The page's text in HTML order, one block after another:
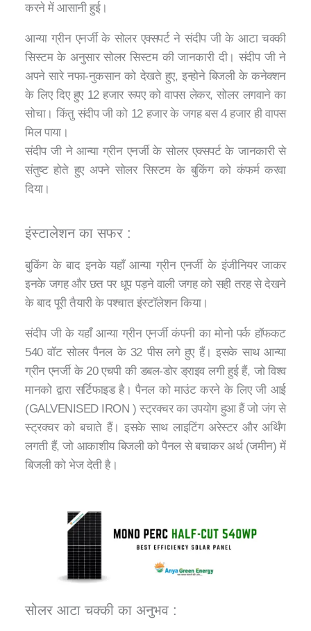
करने में आसानी हुई।
आन्या ग्रीन एनर्जी के सोलर एक्सपर्ट ने संदीप जी के आटा चक्की
सिस्टम के अनुसार सोलर सिस्टम की जानकारी दी। संदीप जी ने
अपने सारे नफा-नुकसान को देखते हुए, इन्होने बिजली के कनेक्शन
के लिए दिए हुए 12 हजार रूपए को वापस लेकर, सोलर लगवाने का
सोचा। किंतु संदीप जी को 12 हजार के जगह बस 4 हजार ही वापस
मिल पाया।
संदीप जी ने आन्या ग्रीन एनर्जी के सोलर एक्सपर्ट के जानकारी से
संतुष्ट होते हुए अपने सोलर सिस्टम के बुकिंग को कंफर्म करवा
दिया।
इंस्टालेशन का सफर :
बुकिंग के बाद इनके यहाँ आन्या ग्रीन एनर्जी के इंजीनियर जाकर
इनके जगह और छत पर धूप पड़ने वाली जगह को सही तरह से देखने
के बाद पूरी तैयारी के पश्चात इंस्टॉलेशन किया।
संदीप जी के यहाँ आन्या ग्रीन एनर्जी कंपनी का मोनो पर्क हॉफकट
540 वॉट सोलर पैनल के 32 पीस लगे हुए हैं। इसके साथ आन्या
ग्रीन एनर्जी के 20 एचपी की डबल-डोर ड्राइव लगी हुई हैं, जो विश्व
मानको द्वारा सर्टिफाइड है। पैनल को माउंट करने के लिए जी आई
(GALVENISED IRON ) स्ट्रक्चर का उपयोग हुआ हैं जो जंग से
स्ट्रक्चर को बचाते हैं। इसके साथ लाइटिंग अरेस्टर और अर्थिंग
लगती हैं, जो आकाशीय बिजली को पैनल से बचाकर अर्थ (जमीन) में
बिजली को भेज देती है।
सोलर आटा चक्की का अनुभव :